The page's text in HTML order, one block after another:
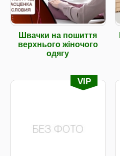
Швачки на пошиття
верхнього жіночого
одягу
VIP